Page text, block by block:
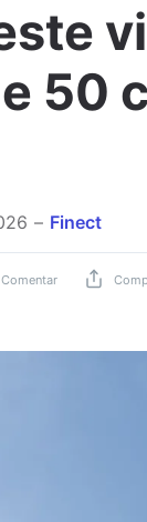
50
Finect
Comentar